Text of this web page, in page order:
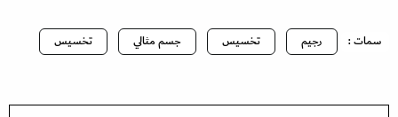
سمات : رجيم تخسيس جسم مثالي تخسيس